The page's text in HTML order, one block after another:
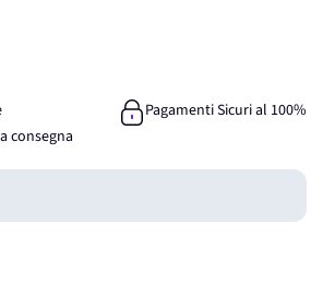
Pagamenti Sicuri al 100%
consegna